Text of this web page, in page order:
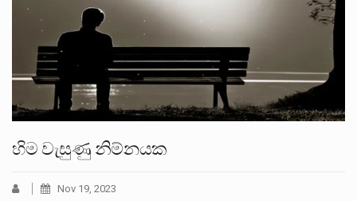
හිම වැසුණු නිම්නයක
Nov 19, 2023